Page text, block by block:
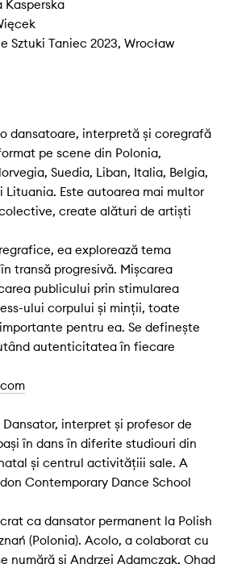
Kasperska
Sztuki Taniec 2023, Wrocław
dansatoare, interpretă și coregrafă
pe scene din Polonia,
Suedia, Liban, Italia, Belgia,
Lituania. Este autoarea mai multor
create alături de artiști
ea explorează tema
transă progresivă. Mișcarea
publicului prin stimularea
ului corpului și minții, toate
pentru ea. Se definește
autenticitatea în fiecare
Dansator, interpret și profesor de
în dans în diferite studiouri din
și centrul activitățiii sale. A
Contemporary Dance School
ca dansator permanent la Polish
(Polonia). Acolo, a colaborat cu
numără și Andrzej Adamczak, Ohad